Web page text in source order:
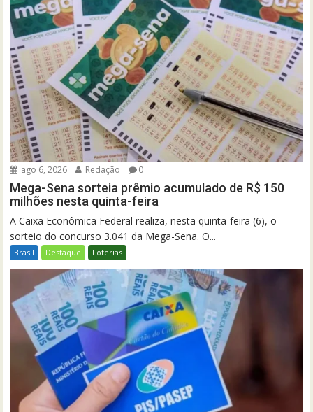
ago 6, 2026 Redação 0
Mega-Sena sorteia prêmio acumulado de R$ 150
milhões nesta quinta-feira
A Caixa Econômica Federal realiza, nesta quinta-feira (6), o
sorteio do concurso 3.041 da Mega-Sena. O...
Brasil Destaque Loterias